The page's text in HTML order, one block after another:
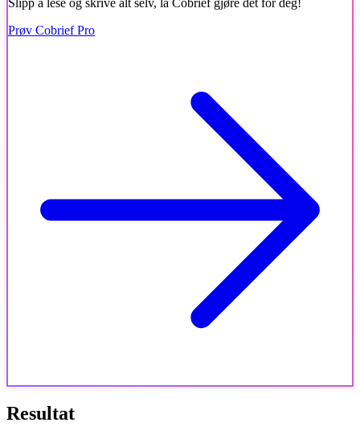
Prøv Cobrief Pro
Resultat